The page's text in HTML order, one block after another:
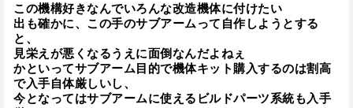
この機構好きなんでいろんな改造機体に付けたい
出も確かに、この手のサブアームって自作しようとする
と、
見栄えが悪くなるうえに面倒なんだよねぇ
かといってサブアーム目的で機体キット購入するのは割高
で入手自体厳しいし、
今となってはサブアームに使えるビルドパーツ系統も入手